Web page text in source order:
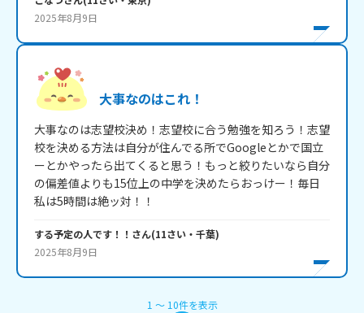
2025年8月9日
大事なのはこれ！
大事なのは志望校決め！志望校に合う勉強を知ろう！志望
校を決める方法は自分が住んでる所でGoogleとかで国立
ーとかやったら出てくると思う！もっと絞りたいなら自分
の偏差値よりも15位上の中学を決めたらおっけー！毎日
私は5時間は絶ッ対！！
する予定の人です！！ さん(11さい・ 千葉)
2025年8月9日
1 〜 10件を表示